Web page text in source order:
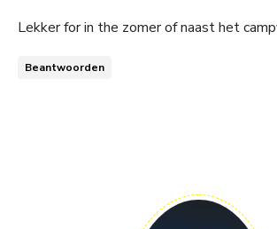
Lekker for in the zomer of naast het
Beantwoorden